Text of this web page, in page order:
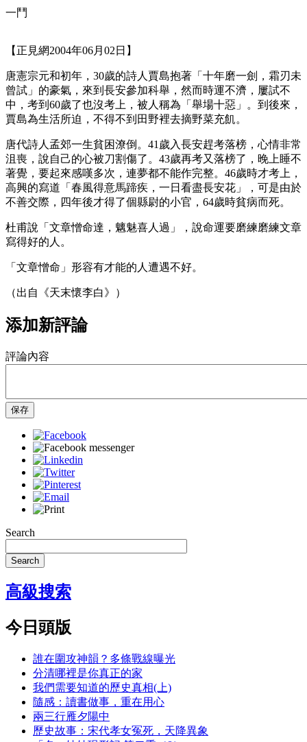
一鬥
【正見網2004年06月02日】
唐憲宗元和初年，30歲的詩人賈島抱著「十年磨一劍，霜刃未
曾試」的豪氣，來到長安參加科舉，然而時運不濟，屢試不
中，考到60歲了也沒考上，被人稱為「舉場十惡」。到後來，
賈島為生活所迫，不得不到田野裡去摘野菜充飢。
唐代詩人孟郊一生貧困潦倒。41歲入長安趕考落榜，心情非常
沮喪，說自己的心被刀割傷了。43歲再考又落榜了，晚上睡不
著覺，要起來感嘆多次，連夢都不能作完整。46歲時才考上，
高興的寫道「春風得意馬蹄疾，一日看盡長安花」，可是由於
不善交際，四年後才得了個縣尉的小官，64歲時貧病而死。
杜甫說「文章憎命達，魑魅喜人過」，說命運要磨練磨練文章
寫得好的人。
「文章憎命」形容有才能的人遭遇不好。
（出自《天末懷李白》）
添加新評論
評論內容
保存
Search
Search
高級搜索
今日頭版
誰在圍攻神韻？多條戰線曝光
分清哪裡是你真正的家
我們需要知道的歷史真相(上)
隨感：讀書做事，重在用心
兩三行雁夕陽中
歷史故事：宋代孝女冤死，天降異象